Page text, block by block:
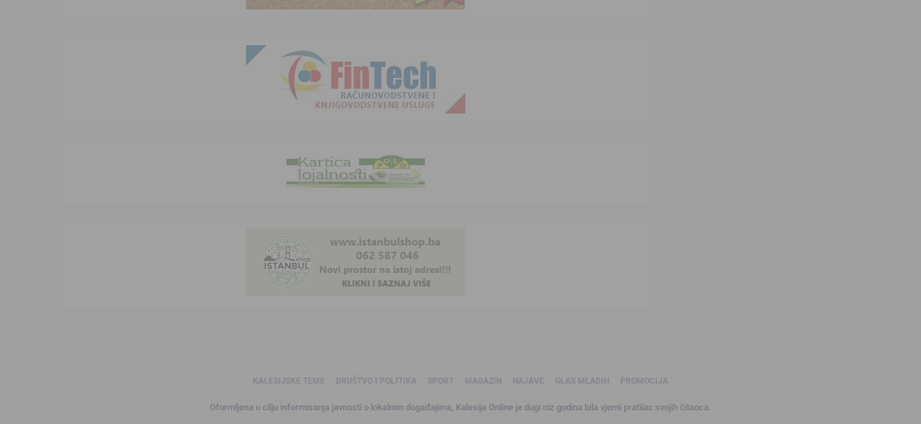
KALESIJSKE TEME DRUŠTVO I POLITIKA SPORT MAGAZIN NAJAVE GLAS MLADIH PROMOCIJA
Oformljena u cilju informisanja javnosti o lokalnim događajima, Kalesija Online je dugi niz godina bila vjerni pratilac svojih čitaoca.